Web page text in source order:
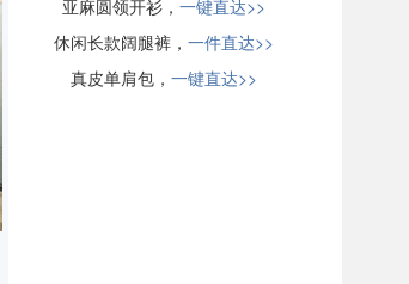
亚麻圆领开衫， 一键直达>>
休闲长款阔腿裤， 一件直达>>
真皮单肩包， 一键直达>>